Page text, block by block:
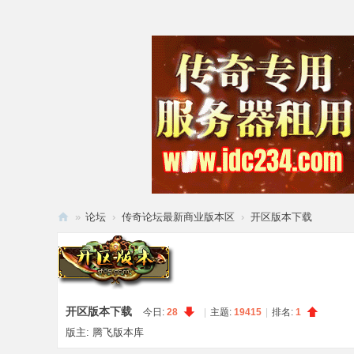
飞
论
坛
» 论坛 › 传奇论坛最新商业版本区 › 开区版本下载
开区版本下载 今日: 28 主题: 19415 排名: 1
版主: 腾飞版本库